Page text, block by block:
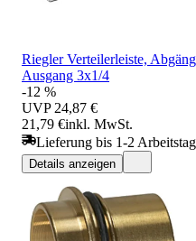
Riegler Verteilerleiste,
Ausgang 3x1/4
-12 %
UVP 24,87 €
21,79 €inkl. MwSt.
Lieferung bis 1-2
Details anzeigen